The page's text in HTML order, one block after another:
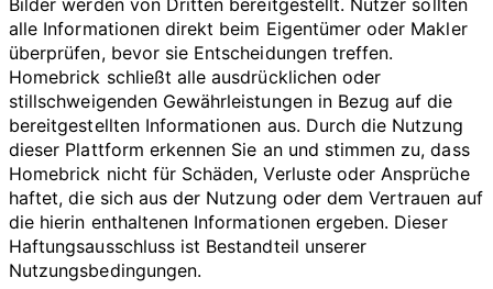
Bilder werden von Dritten bereitgestellt. Nutzer sollten
alle Informationen direkt beim Eigentümer oder Makler
überprüfen, bevor sie Entscheidungen treffen.
Homebrick schließt alle ausdrücklichen oder
stillschweigenden Gewährleistungen in Bezug auf die
bereitgestellten Informationen aus. Durch die Nutzung
dieser Plattform erkennen Sie an und stimmen zu, dass
Homebrick nicht für Schäden, Verluste oder Ansprüche
haftet, die sich aus der Nutzung oder dem Vertrauen auf
die hierin enthaltenen Informationen ergeben. Dieser
Haftungsausschluss ist Bestandteil unserer
Nutzungsbedingungen.